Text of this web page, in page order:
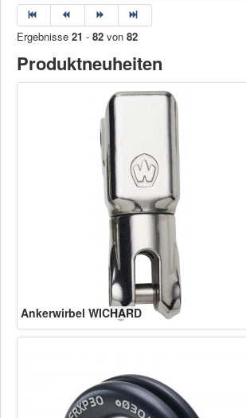
Ergebnisse 21 - 82 von 82
Produktneuheiten
Ankerwirbel WICHARD